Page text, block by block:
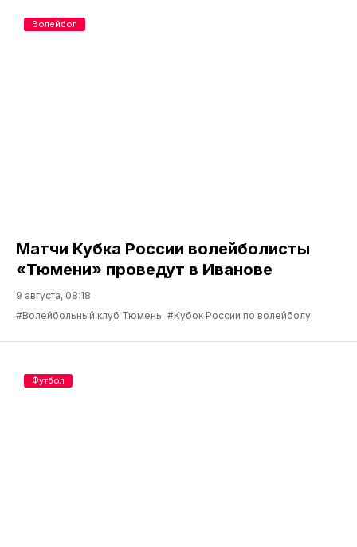
Матчи Кубка России волейболисты
«Тюмени» проведут в Иванове
9 августа, 08:18
#Волейбольный клуб Тюмень #Кубок России по волейболу
Волейбол
Футбол